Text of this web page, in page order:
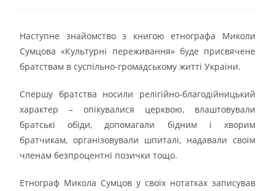
Наступне знайомство з книгою етнографа Миколи
Сумцова «Культурні переживання» буде присвячене
братствам в суспільно-громадському житті України.
Спершу братства носили релігійно-благодійницький
характер – опікувалися церквою, влаштовували
братські обіди, допомагали бідним і хворим
братчикам, організовували шпиталі, надавали своїм
членам безпроцентні позички тощо.
Етнограф Микола Сумцов у своїх нотатках записував